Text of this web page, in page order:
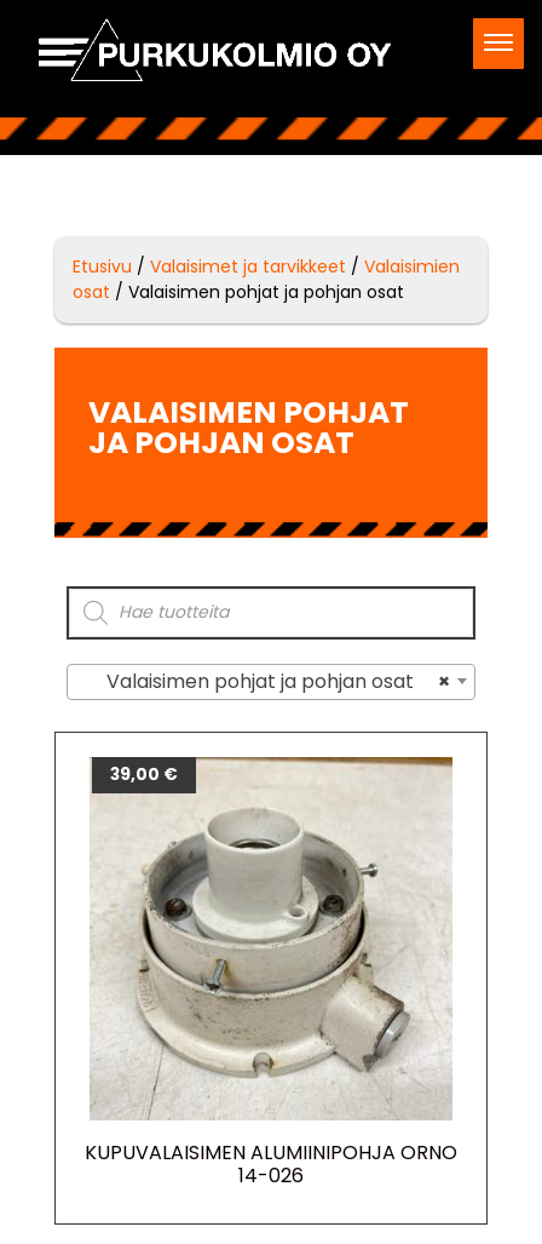
Etusivu / Valaisimet ja tarvikkeet / Valaisimien
osat / Valaisimen pohjat ja pohjan osat
VALAISIMEN POHJAT
JA POHJAN OSAT
×
Valaisimen pohjat ja pohjan osat
KUPUVALAISIMEN ALUMIINIPOHJA ORNO
14-026
39,00 €